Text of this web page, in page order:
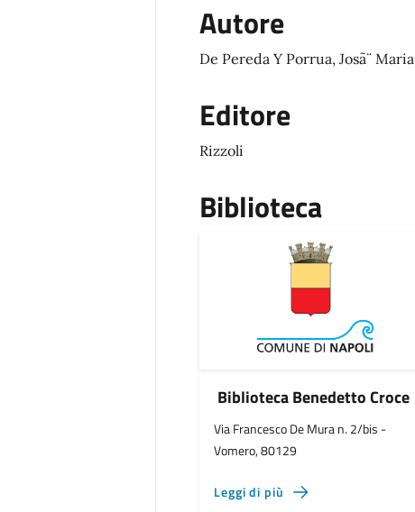
Autore
De Pereda Y Porrua, Josã¨ Maria
Editore
Rizzoli
Biblioteca
Biblioteca Benedetto Croce
Via Francesco De Mura n. 2/bis -
Vomero, 80129
Leggi di più